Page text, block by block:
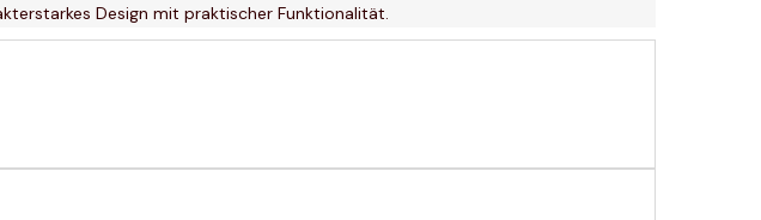
Design mit praktischer Funktionalität.